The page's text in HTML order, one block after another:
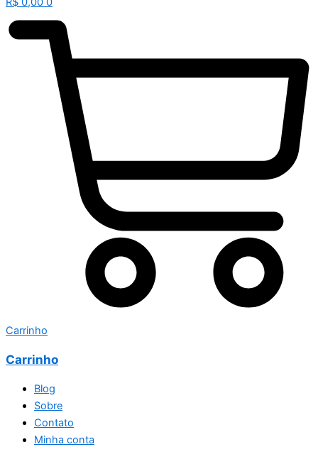
Carrinho
Carrinho
Blog
Sobre
Contato
Minha conta